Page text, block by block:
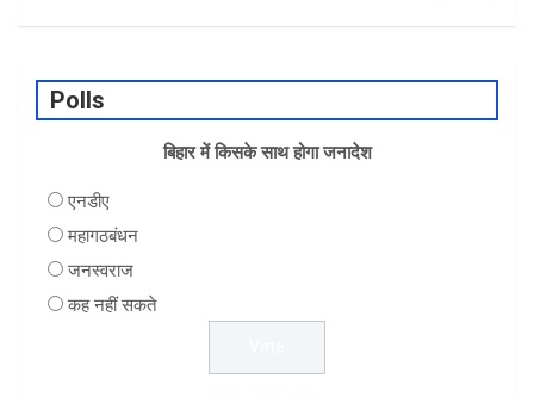
Polls
बिहार में किसके साथ होगा जनादेश
एनडीए
महागठबंधन
जनस्वराज
कह नहीं सकते